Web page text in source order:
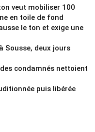
veut mobiliser 100
en toile de fond
le ton et exige une
Sousse, deux jours
condamnés nettoient
puis libérée